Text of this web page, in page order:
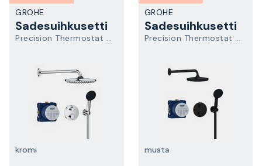
GROHE
Sadesuihkusetti
Precision Thermostat 34883000
kromi
GROHE
Sadesuihkusetti
Precision Thermostat 348832430
musta